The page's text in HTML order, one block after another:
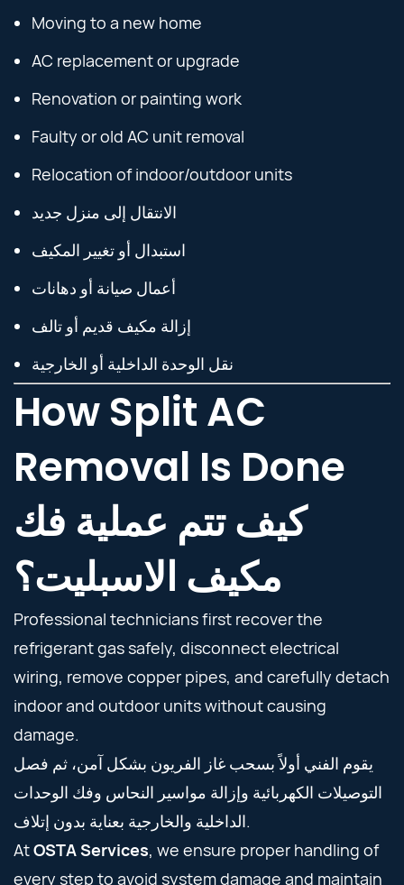
Moving to a new home
AC replacement or upgrade
Renovation or painting work
Faulty or old AC unit removal
Relocation of indoor/outdoor units
الانتقال إلى منزل جديد
استبدال أو تغيير المكيف
أعمال صيانة أو دهانات
إزالة مكيف قديم أو تالف
نقل الوحدة الداخلية أو الخارجية
How Split AC
Removal Is Done
كيف تتم عملية فك
مكيف الاسبليت؟
Professional technicians first recover the
refrigerant gas safely, disconnect electrical
wiring, remove copper pipes, and carefully detach
indoor and outdoor units without causing
damage.
يقوم الفني أولاً بسحب غاز الفريون بشكل آمن، ثم فصل
التوصيلات الكهربائية وإزالة مواسير النحاس وفك الوحدات
الداخلية والخارجية بعناية بدون إتلاف.
AtOSTA Services, we ensure proper handling of
every step to avoid system damage and maintain